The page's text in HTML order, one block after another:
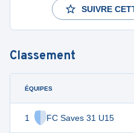
SUIVRE
Classement
ÉQUIPES
1 FC Saves 31 U15
30